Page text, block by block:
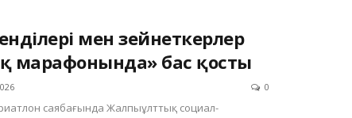
мен зейнеткерлер
марафонында» бас қосты
0
саябағында Жалпыұлттық социал-